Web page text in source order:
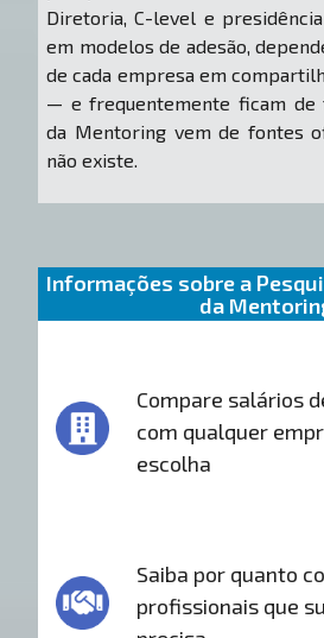
Diretoria, C-level e
em modelos de adesão,
de cada empresa em
— e frequentemente ficam de
da Mentoring vem de fontes
não existe.
Informações sobre a
da
Compare salários
com qualquer
escolha
Saiba por quanto
profissionais que